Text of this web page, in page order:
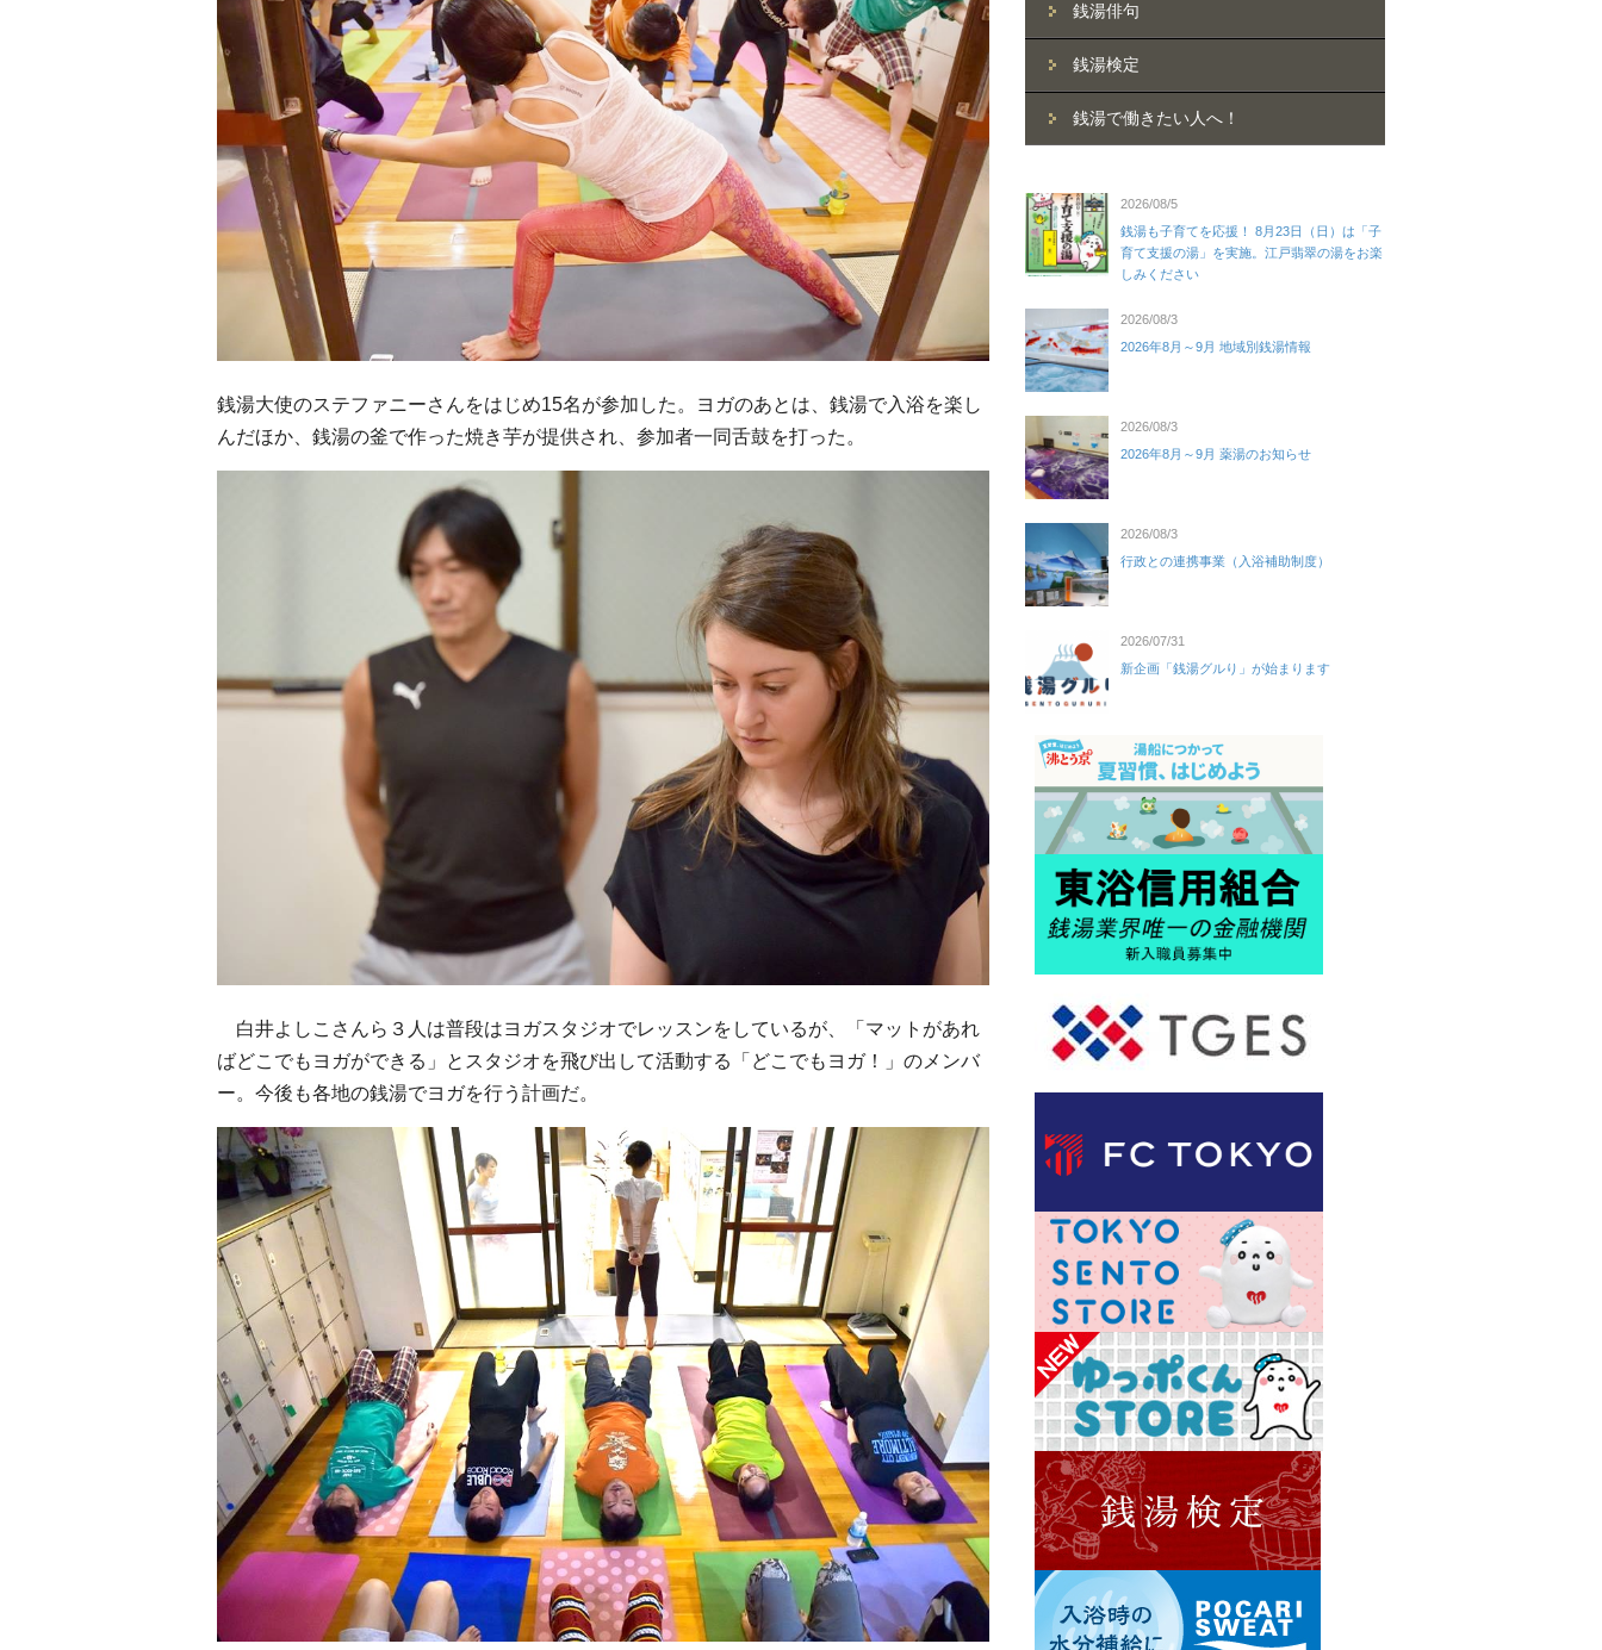
銭湯大使のステファニーさんをはじめ15名が参加した。ヨガのあとは、銭湯で入浴を楽し
んだほか、銭湯の釜で作った焼き芋が提供され、参加者一同舌鼓を打った。
白井よしこさんら３人は普段はヨガスタジオでレッスンをしているが、「マットがあれ
ばどこでもヨガができる」とスタジオを飛び出して活動する「どこでもヨガ！」のメンバ
ー。今後も各地の銭湯でヨガを行う計画だ。
銭湯俳句
銭湯検定
銭湯で働きたい人へ！
2026/08/5
銭湯も子育てを応援！ 8月23日（日）は「子
育て支援の湯」を実施。江戸翡翠の湯をお楽
しみください
2026/08/3
2026年8月～9月 地域別銭湯情報
2026/08/3
2026年8月～9月 薬湯のお知らせ
2026/08/3
行政との連携事業（入浴補助制度）
2026/07/31
新企画「銭湯グルり」が始まります